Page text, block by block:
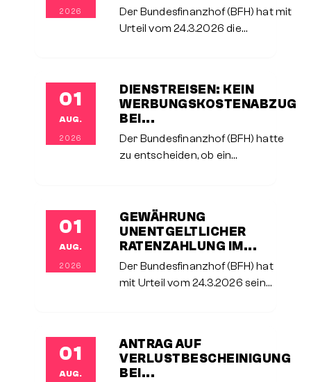
Änderungen mit sich.
2026
Der Bundesfinanzhof (BFH) hat mit
Urteil vom 24.3.2026 die
Arbeitszimmers bei selbstständig
tätigen Steuerpflichtigen erheblich
01
AUG.
2026
DIENSTREISEN: KEIN
WERBUNGSKOSTENABZUG
BEI...
Der Bundesfinanzhof (BFH) hatte
zu entscheiden, ob ein
die Durchführung einer Dienstreise
nicht
01
AUG.
2026
GEWÄHRUNG
UNENTGELTLICHER
RATENZAHLUNG IM...
Der Bundesfinanzhof (BFH) hat
mit Urteil vom 24.3.2026 seine
unverzinslicher
Ratenzahlungsvereinbarungen
01
AUG.
ANTRAG AUF
VERLUSTBESCHEINIGUNG
BEI...